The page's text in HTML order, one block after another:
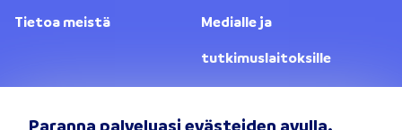
Paranna palveluasi evästeiden avulla.
Tietoa meistä
Medialle ja
tutkimuslaitoksille